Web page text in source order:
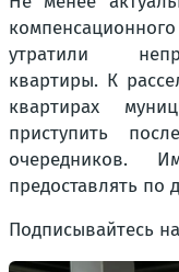
утратили
квартиры. К
квартирах
приступить
очередников.
предоставлять по
Подписывайтесь